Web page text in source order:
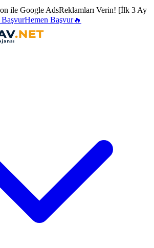
ile Google AdsReklamları Verin! [İlk 3 Ay
Hemen Başvur🔥